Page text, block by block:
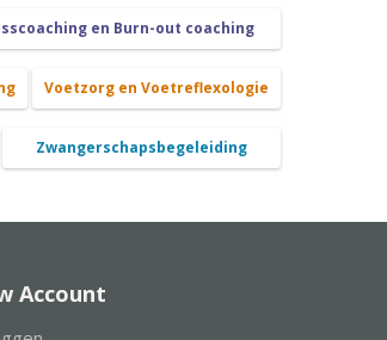
en Burn-out coaching
Voetzorg en Voetreflexologie
Zwangerschapsbegeleiding
Account